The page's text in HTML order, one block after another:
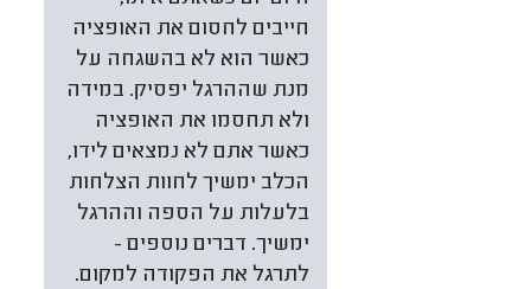
חייבים לחסום את האופציה
כאשר הוא לא בהשגחה על
מנת שההרגל יפסיק. במידה
ולא תחסמו את האופציה
כאשר אתם לא נמצאים לידו,
הכלב ימשיך לחוות הצלחות
בלעלות על הספה וההרגל
ימשיך. דברים נוספים -
לתרגל את הפקודה למקום.